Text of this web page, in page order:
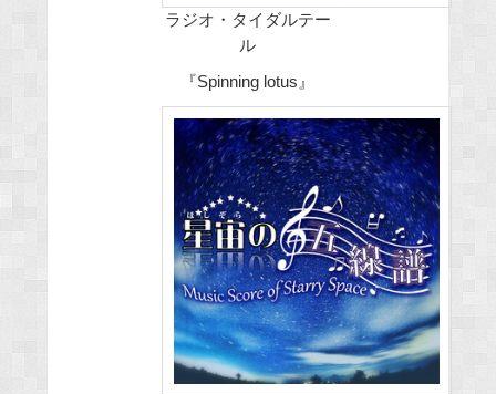
ラジオ・タイダルテー
ル
『Spinning lotus』